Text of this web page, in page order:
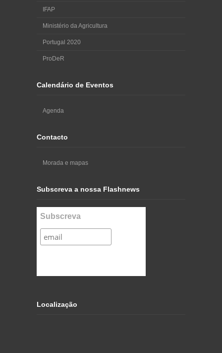
IFAP
Ministério da Agricultura
Portugal 2020
ProDeR
Calendário de Eventos
Agenda
Contacto
Morada e mapas
Subscreva a nossa Flashnews
Subscreva
Localização